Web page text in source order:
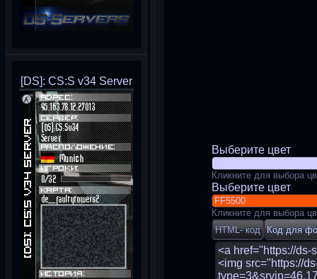
[DS]: CS:S v34 Server
Выберите цвет
Кликните для выбора
Выберите цвет
Кликните для выбора